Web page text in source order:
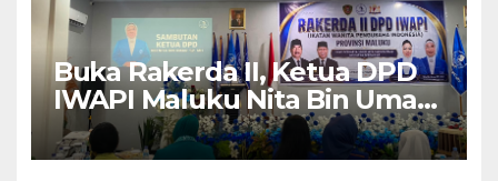
Buka Rakerda II, Ketua DPD
IWAPI Maluku Nita Bin Umar:
Perempuan Pengusaha Pilar
Penggerak UMKM